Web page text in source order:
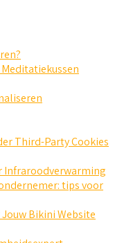
Third-Party Cookies
Infraroodverwarming
tips voor
Bikini Website